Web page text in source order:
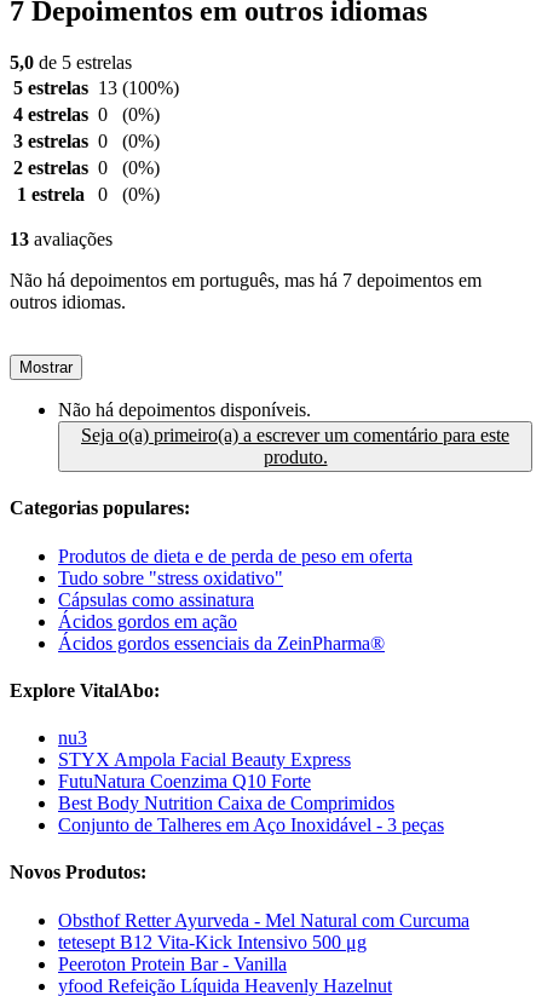
7 Depoimentos em outros idiomas
5,0 de 5 estrelas
5 estrelas 13 (100%)
4 estrelas 0
(0%)
3 estrelas 0
(0%)
2 estrelas 0
(0%)
1 estrela
0 (0%)
13 avaliações
Não há depoimentos em português, mas há 7 depoimentos em
outros idiomas.
Mostrar
Não há depoimentos disponíveis.
Seja o(a) primeiro(a) a escrever um comentário para este
produto.
Categorias populares:
Produtos de dieta e de perda de peso em oferta
Tudo sobre "stress oxidativo"
Cápsulas como assinatura
Ácidos gordos em ação
Ácidos gordos essenciais da ZeinPharma®
Explore VitalAbo:
nu3
STYX Ampola Facial Beauty Express
FutuNatura Coenzima Q10 Forte
Best Body Nutrition Caixa de Comprimidos
Conjunto de Talheres em Aço Inoxidável - 3 peças
Novos Produtos:
Obsthof Retter Ayurveda - Mel Natural com Curcuma
tetesept B12 Vita-Kick Intensivo 500 μg
Peeroton Protein Bar - Vanilla
yfood Refeição Líquida Heavenly Hazelnut